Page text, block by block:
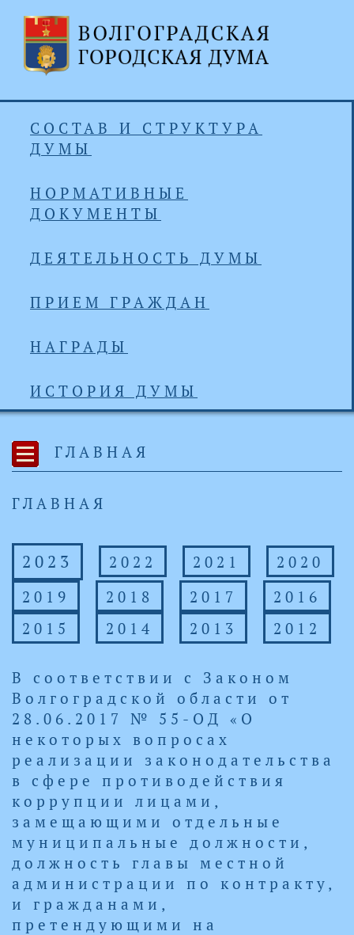
СОСТАВ И СТРУКТУРА
ДУМЫ
НОРМАТИВНЫЕ
ДОКУМЕНТЫ
ДЕЯТЕЛЬНОСТЬ ДУМЫ
ПРИЕМ ГРАЖДАН
НАГРАДЫ
ИСТОРИЯ ДУМЫ
ГЛАВНАЯ
ГЛАВНАЯ
2023 2022 2021
2020
2019
2018 2017
2016
2015
2014 2013 2012
​В соответствии с Законом
Волгоградской области от
28.06.2017 № 55-ОД «О
некоторых вопросах
реализации законодательства
в сфере противодействия
коррупции лицами,
замещающими отдельные
муниципальные должности,
должность главы местной
администрации по контракту,
и гражданами,
претендующими на